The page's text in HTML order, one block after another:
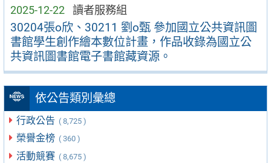
2025-12-22 讀者服務組
30204張o欣、30211 劉o甄 參加國立公共資訊圖
書館學生創作繪本數位計畫，作品收錄為國立公
共資訊圖書館電子書館藏資源。
依公告類別彙總
行政公告 ( 8,725 )
榮譽金榜 ( 360 )
活動競賽 ( 8,675 )